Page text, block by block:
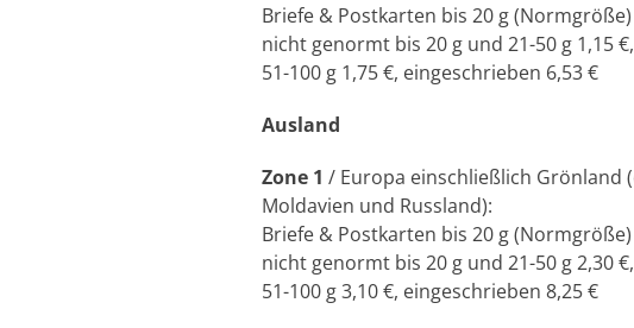
Briefe & Postkarten bis 20 g
nicht genormt bis 20 g und 21-50 g 1,15
51-100 g 1,75 €, eingeschrieben 6,53 €
Ausland
Zone 1 / Europa einschließlich Grönland
Moldavien und Russland):
Briefe & Postkarten bis 20 g
nicht genormt bis 20 g und 21-50 g 2,30
51-100 g 3,10 €, eingeschrieben 8,25 €